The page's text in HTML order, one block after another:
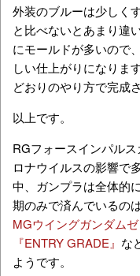
外装のブルーは少しく
と比べないとあまり違
にモールドが多いので
しい仕上がりになりま
どおりのやり方で完成
以上です。
RGフォースインパル
ロナウイルスの影響で
中、ガンプラは全体的
期のみで済んでいるの
MGウイングガンダム
『ENTRY GRADE』 な
ようです。